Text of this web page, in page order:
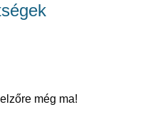
még ma!